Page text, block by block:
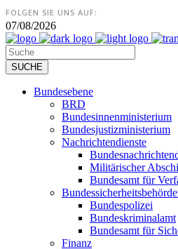
FOLGEN SIE UNS AUF:
07/08/2026
Bundesebene
BRD
Bundesinnenministerium
Bundesjustizministerium
Nachrichtendienste
Militärischer
Bundesamt für
Bundespolizei
Bundeskriminalamt
Bundesamt für
Finanz